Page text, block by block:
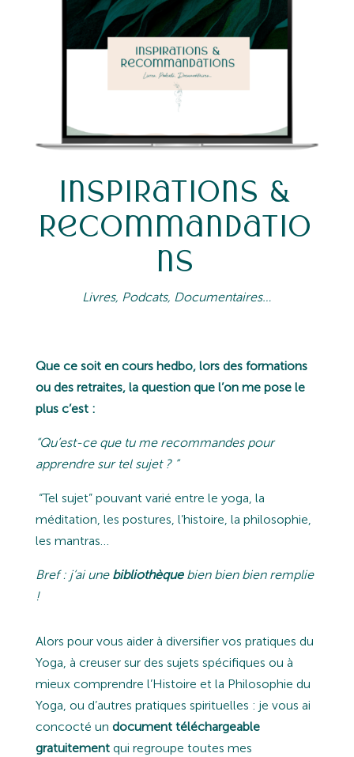
Inspirations &
Recommandatio
ns
Livres, Podcats, Documentaires…
Que ce soit en cours hedbo, lors des formations
ou des retraites, la question que l’on me pose le
plus c’est :
“Qu’est-ce que tu me recommandes pour
apprendre sur tel sujet ? ”
“Tel sujet” pouvant varié entre le yoga, la
méditation, les postures, l’histoire, la philosophie,
les mantras…
Bref : j’ai une bibliothèquebien bien bien remplie
!
Alors pour vous aider à diversifier vos pratiques du
Yoga, à creuser sur des sujets spécifiques ou à
mieux comprendre l’Histoire et la Philosophie du
Yoga, ou d’autres pratiques spirituelles : je vous ai
concocté un document téléchargeable
gratuitementqui regroupe toutes mes